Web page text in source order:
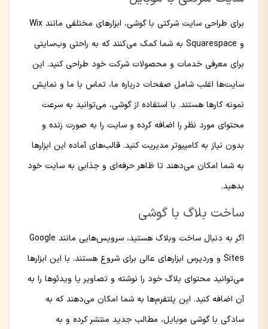
برای طراحی سایت شرکتی با گوشی، ابزارهای مختلفی مانند Wix
و Squarespace به شما کمک می‌کنند که به راحتی وب‌سایتی
برای معرفی خدمات و محصولات شرکت خود طراحی کنید. این
سایت‌ها اغلب شامل صفحات درباره ما، تماس با ما و نمایش
نمونه کارها هستند. با استفاده از گوشی، می‌توانید به سرعت
محتوای مورد نظر را اضافه کرده و سایت را به صورت زنده و
بدون نیاز به کامپیوتر مدیریت کنید. قالب‌های آماده این ابزارها
به شما امکان می‌دهند تا ظاهر حرفه‌ای و جذابی به سایت خود
بدهید.
ساخت بلاگ با گوشی
اگر به دنبال ساخت وبلاگ هستید، سرویس‌هایی مانند Google
Sites و وردپرس ابزارهای عالی برای شروع هستند. با این ابزارها
می‌توانید محتوای بلاگ خود را نوشته و تصاویر یا ویدئوها را به
آن اضافه کنید. این پلتفرم‌ها به شما امکان می‌دهند که به
سادگی با گوشی موبایل، مطالب جدید منتشر کرده و به